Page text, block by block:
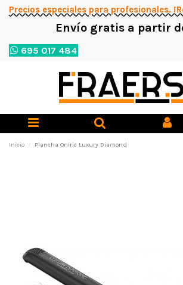
Precios especiales para profesionales.
Envío gratis a partir
695 017 484
Inicio Plancha Oniric Luxury Diamond